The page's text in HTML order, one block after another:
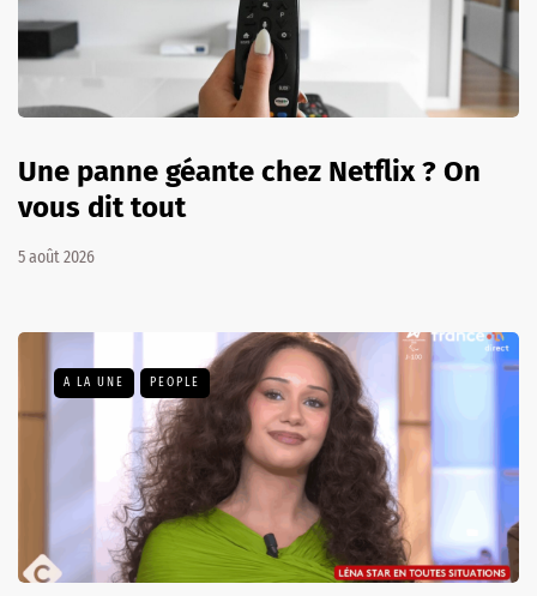
Une panne géante chez Netflix ? On
vous dit tout
5 août 2026
A LA UNE PEOPLE